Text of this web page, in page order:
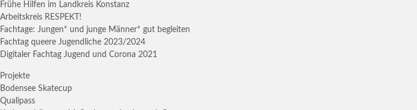
Frühe Hilfen im Landkreis Konstanz
Arbeitskreis RESPEKT!
Fachtage: Jungen* und junge Männer* gut begleiten
Fachtag queere Jugendliche 2023/2024
Digitaler Fachtag Jugend und Corona 2021
Projekte
Bodensee Skatecup
Qualipass